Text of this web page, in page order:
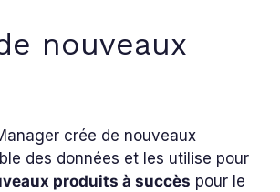
nouveaux
crée de nouveaux
des données et les utilise pour
produits à succès pour le